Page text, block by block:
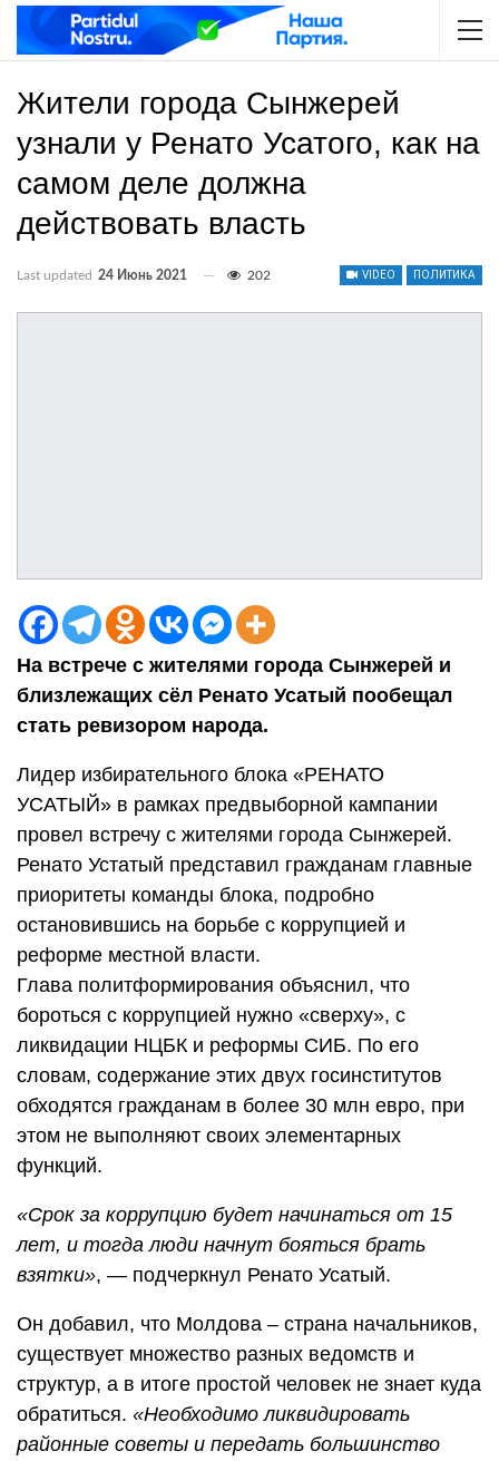
Жители города Сынжерей
узнали у Ренато Усатого, как на
самом деле должна
действовать власть
VIDEO ПОЛИТИКА
Last updated 24 Июнь 2021 202
На встрече с жителями города Сынжерей и
близлежащих сёл Ренато Усатый пообещал
стать ревизором народа.
Лидер избирательного блока «РЕНАТО
УСАТЫЙ» в рамках предвыборной кампании
провел встречу с жителями города Сынжерей.
Ренато Устатый представил гражданам главные
приоритеты команды блока, подробно
остановившись на борьбе с коррупцией и
реформе местной власти.
Глава политформирования объяснил, что
бороться с коррупцией нужно «сверху», с
ликвидации НЦБК и реформы СИБ. По его
словам, содержание этих двух госинститутов
обходятся гражданам в более 30 млн евро, при
этом не выполняют своих элементарных
функций.
«Срок за коррупцию будет начинаться от 15
лет, и тогда люди начнут бояться брать
взятки», — подчеркнул Ренато Усатый.
Он добавил, что Молдова – страна начальников,
существует множество разных ведомств и
структур, а в итоге простой человек не знает куда
обратиться. «Необходимо ликвидировать
районные советы и передать большинство